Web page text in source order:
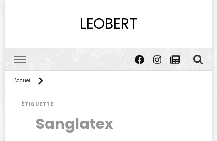
LEOBERT
Accueil
ÉTIQUETTE
Sanglatex